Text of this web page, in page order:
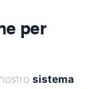
per
sistema